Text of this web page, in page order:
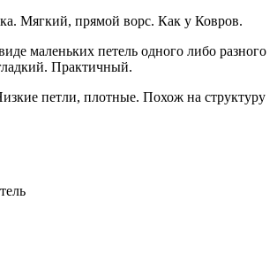
Мягкий, прямой ворс. Как у Ковров.
маленьких петель одного либо разного
Практичный.
петли, плотные. Похож на структуру